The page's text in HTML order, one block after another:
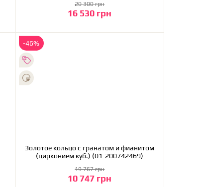
16 530 грн
20 300 грн
В корзину
-46%
Золотое кольцо с гранатом и фианитом
(цирконием куб.) (01-200742469)
10 747 грн
19 767 грн
В корзину